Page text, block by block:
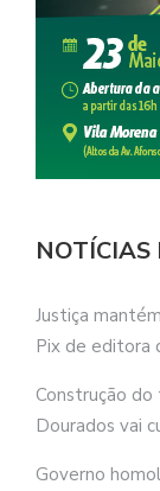
NOTÍCIAS
Justiça
Pix de editora
Construção
Dourados vai
Governo